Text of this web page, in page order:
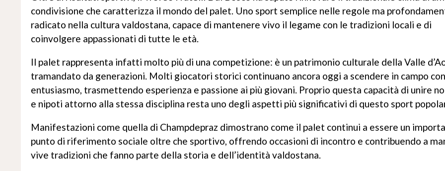
condivisione che caratterizza il mondo del palet. Uno sport semplice nelle regole ma
radicato nella cultura valdostana, capace di mantenere vivo il legame con le tradizioni locali e di
coinvolgere appassionati di tutte le età.
Il palet rappresenta infatti molto più di una competizione: è un patrimonio culturale della Valle
tramandato da generazioni. Molti giocatori storici continuano ancora oggi a scendere in campo con
entusiasmo, trasmettendo esperienza e passione ai più giovani. Proprio questa capacità di unire
e nipoti attorno alla stessa disciplina resta uno degli aspetti più significativi di questo sport
Manifestazioni come quella di Champdepraz dimostrano come il palet continui a essere un
punto di riferimento sociale oltre che sportivo, offrendo occasioni di incontro e contribuendo a
vive tradizioni che fanno parte della storia e dell’identità valdostana.